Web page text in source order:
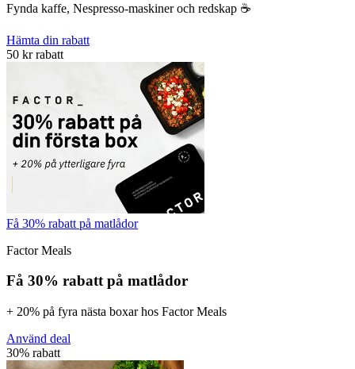
Fynda kaffe, Nespresso-maskiner och redskap ☕️
Hämta din rabatt
50 kr rabatt
Få 30% rabatt på matlådor
Factor Meals
Få 30% rabatt på matlådor
+ 20% på fyra nästa boxar hos Factor Meals
Använd deal
30% rabatt